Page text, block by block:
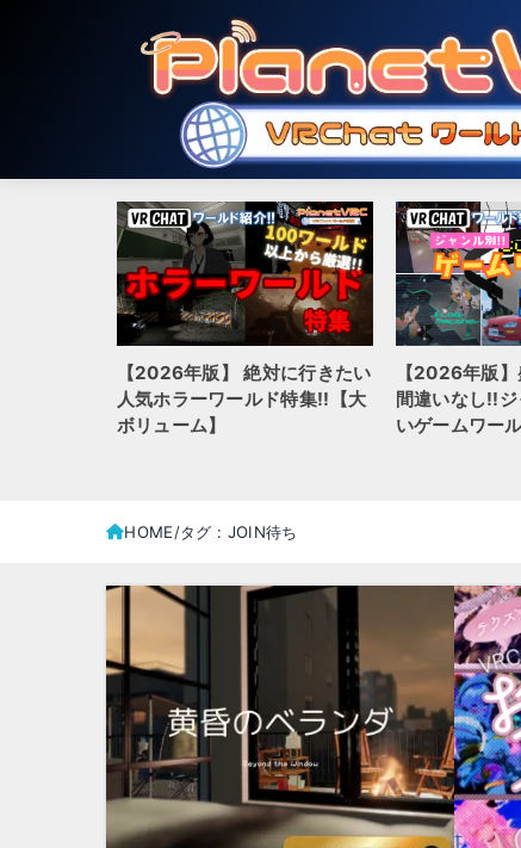
【2026年版】 絶対に行きたい
人気ホラーワールド特集!!【大
ボリューム】
【2026年版
間違いなし!!
いゲームワー
HOME タグ : JOIN待ち